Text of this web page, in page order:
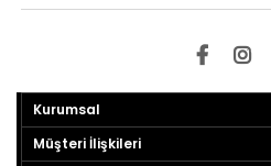
Kurumsal
Müşteri İlişkileri